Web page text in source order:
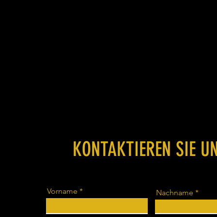
KONTAKTIEREN SIE
Vorname Nachname